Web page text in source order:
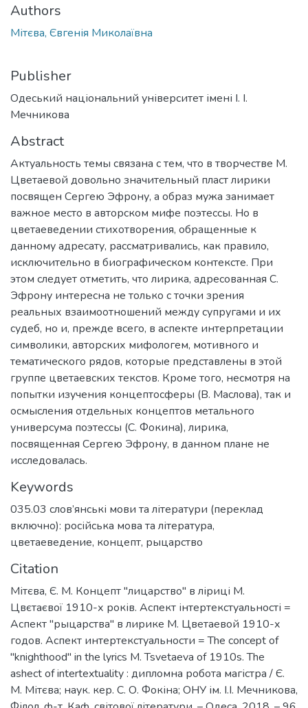
Authors
Мітєва, Євгенія Миколаївна
Publisher
Одеський національний університет імені І. І.
Мечникова
Abstract
Актуальность темы связана с тем, что в творчестве М.
Цветаевой довольно значительный пласт лирики
посвящен Сергею Эфрону, а образ мужа занимает
важное место в авторском мифе поэтессы. Но в
цветаеведении стихотворения, обращенные к
данному адресату, рассматривались, как правило,
исключительно в биографическом контексте. При
этом следует отметить, что лирика, адресованная С.
Эфрону интересна не только с точки зрения
реальных взаимоотношений между супругами и их
судеб, но и, прежде всего, в аспекте интерпретации
символики, авторских мифологем, мотивного и
тематического рядов, которые представлены в этой
группе цветаевских текстов. Кроме того, несмотря на
попытки изучения концептосферы (В. Маслова), так и
осмысления отдельных концептов метального
универсума поэтессы (С. Фокина), лирика,
посвященная Сергею Эфрону, в данном плане не
исследовалась.
Keywords
035.03 слов’янські мови та літератури (переклад
включно): російська мова та література,
цветаеведение, концепт, рыцарство
Citation
Мітєва, Є. М. Концепт "лицарство" в ліриці М.
Цвєтаєвої 1910-х років. Аспект інтертекстуальності =
Аспект "рыцарства" в лирике М. Цветаевой 1910-х
годов. Аспект интертекстуальности = The concept of
"knighthood" in the lyrics M. Tsvetaeva of 1910s. The
ashect of intertextuality : дипломна робота магістра / Є.
М. Мітєва; наук. кер. С. О. Фокіна; ОНУ ім. І.І. Мечникова,